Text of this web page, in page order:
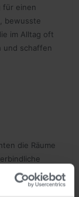
für einen
bewusste
im Alltag oft
und schaffen
die Räume
spontan.